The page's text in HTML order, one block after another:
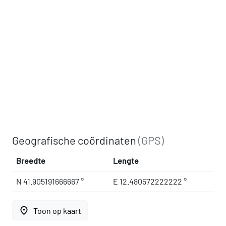
Geografische coördinaten(GPS)
Breedte Lengte
N 41.905191666667 ° E 12.480572222222 °
place Toon op kaart